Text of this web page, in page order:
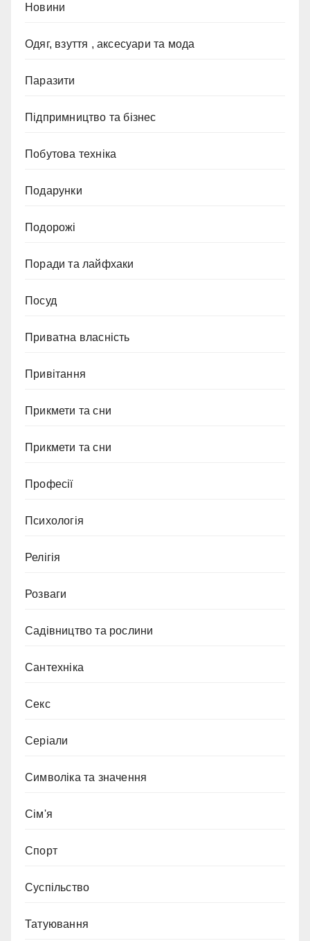
Новини
Одяг, взуття , аксесуари та мода
Паразити
Підпримництво та бізнес
Побутова техніка
Подарунки
Подорожі
Поради та лайфхаки
Посуд
Приватна власність
Привітання
Прикмети та сни
Прикмети та сни
Професії
Психологія
Релігія
Розваги
Садівництво та рослини
Сантехніка
Секс
Серіали
Символіка та значення
Сім'я
Спорт
Суспільство
Татуювання